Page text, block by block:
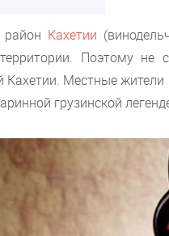
Кахетии
Поэтому
Кахетии. Местные
грузинской